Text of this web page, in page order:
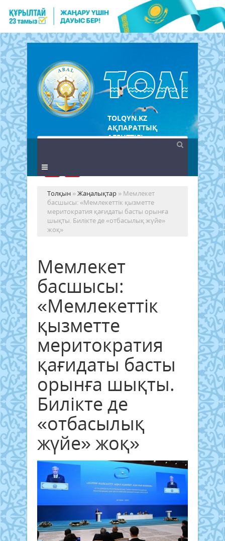
TOLQYN.KZ
АҚПАРАТТЫҚ
АГЕНТТІГІ
Толқын »Жаңалықтар » Мемлекет
басшысы: «Мемлекеттік қызметте
меритократия қағидаты басты орынға
шықты. Билікте де «отбасылық жүйе»
жоқ»
Мемлекет
басшысы:
«Мемлекеттік
қызметте
меритократия
қағидаты басты
орынға шықты.
Билікте де
«отбасылық
жүйе» жоқ»